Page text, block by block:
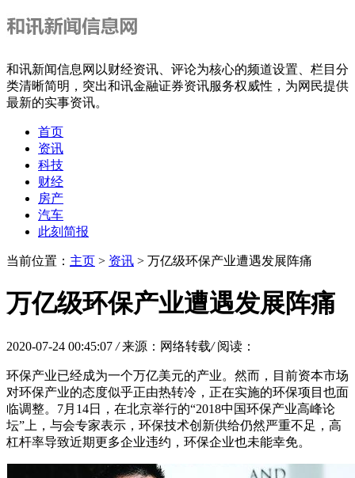
和讯新闻信息网以财经资讯、评论为核心的频道设置、栏目分
类清晰简明，突出和讯金融证券资讯服务权威性，为网民提供
最新的实事资讯。
首页
资讯
科技
财经
房产
汽车
此刻简报
当前位置： 主页 > 资讯 > 万亿级环保产业遭遇发展阵痛
万亿级环保产业遭遇发展阵痛
2020-07-24 00:45:07 / 来源：网络转载/ 阅读：
环保产业已经成为一个万亿美元的产业。然而，目前资本市场
对环保产业的态度似乎正由热转冷，正在实施的环保项目也面
临调整。7月14日，在北京举行的“2018中国环保产业高峰论
坛”上，与会专家表示，环保技术创新供给仍然严重不足，高
杠杆率导致近期更多企业违约，环保企业也未能幸免。